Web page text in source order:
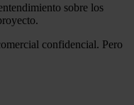
sobre los
confidencial. Pero